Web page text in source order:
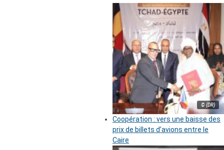
© (DR)
Coopération : vers une baisse des
prix de billets d’avions entre le
Caire